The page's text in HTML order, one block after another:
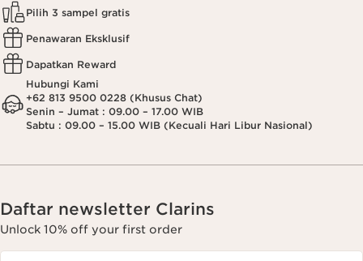
Pilih 3 sampel gratis
Penawaran Eksklusif
Dapatkan Reward
Hubungi Kami
+62 813 9500 0228 (Khusus Chat)
Senin – Jumat : 09.00 – 17.00 WIB
Sabtu : 09.00 – 15.00 WIB (Kecuali Hari Libur Nasional)
Daftar newsletter Clarins
Unlock 10% off your first order